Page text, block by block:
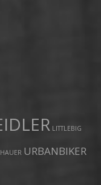
LITTLEBIG
URBANBIKER